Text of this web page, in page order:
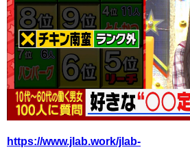
https://www.jlab.work/jlab-